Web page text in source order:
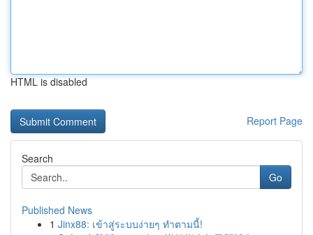
HTML is disabled
Report Page
Search
Go
Published News
1 Jinx88: เข้าสู่ระบบง่ายๆ ทำตามนี้!